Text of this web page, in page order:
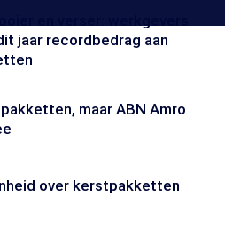
jaar recordbedrag aan
maar ABN Amro
over kerstpakketten